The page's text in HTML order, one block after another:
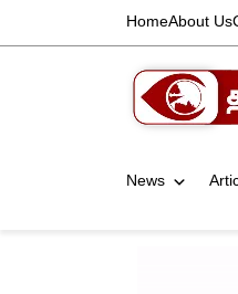
HomeAbout Us
News